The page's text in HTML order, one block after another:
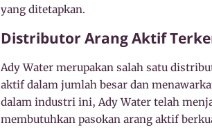
yang ditetapkan.
Distributor Arang Aktif
Ady Water merupakan salah satu
aktif dalam jumlah besar dan
dalam industri ini, Ady Water telah
membutuhkan pasokan arang aktif